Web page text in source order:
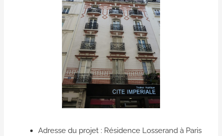
Adresse du projet : Résidence Losserand à Paris